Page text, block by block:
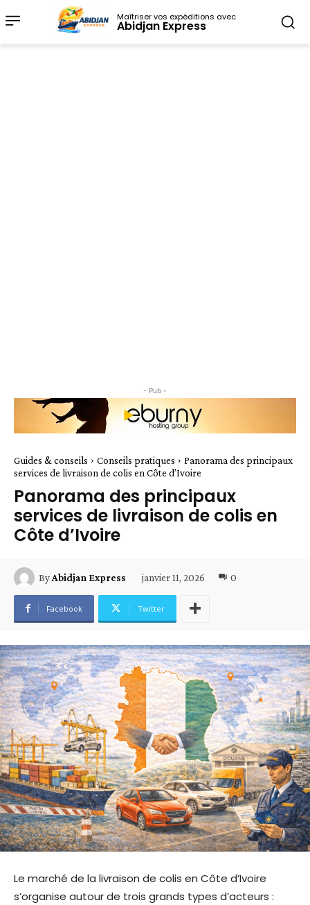
Maîtriser vos expéditions avec
Abidjan Express
- Pub -
Guides & conseils Conseils pratiques
Panorama des principaux
services de livraison de colis en Côte d’Ivoire
Panorama des principaux
services de livraison de colis en
Côte d’Ivoire
ByAbidjan Express janvier 11, 2026 0
Facebook Twitter
Le marché de la livraison de colis en Côte d’Ivoire
s’organise autour de trois grands types d’acteurs :